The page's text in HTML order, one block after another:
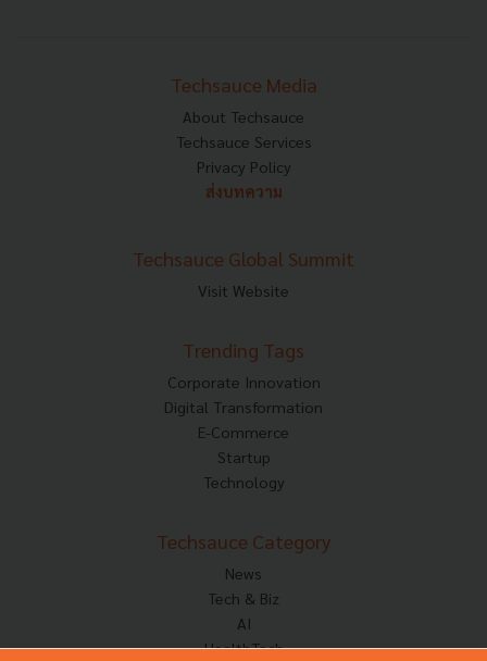
Techsauce Media
About Techsauce
Techsauce Services
Privacy Policy
ส่งบทความ
Techsauce Global Summit
Visit Website
Trending Tags
Corporate Innovation
Digital Transformation
E-Commerce
Startup
Technology
Techsauce Category
News
Tech & Biz
AI
HealthTech